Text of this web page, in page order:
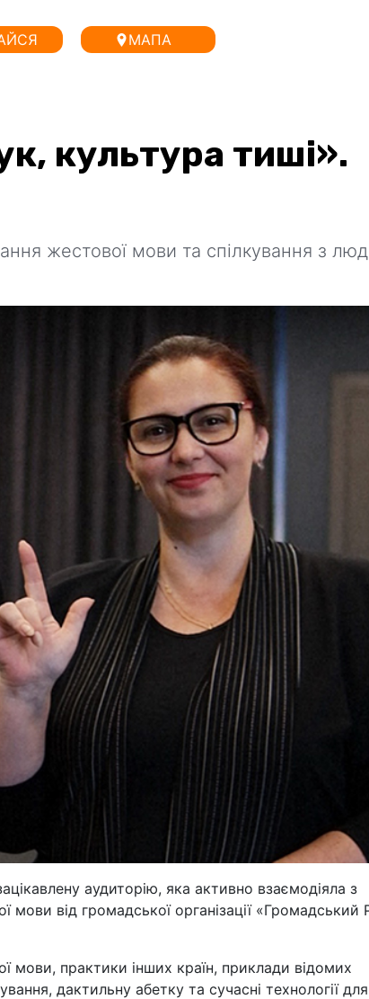
МАПА
культура тиші».
жестової мови та спілкування з
аудиторію, яка активно взаємодіяла з
мови від громадської організації «Громадський
мови, практики інших країн, приклади відомих
дактильну абетку та сучасні технології для